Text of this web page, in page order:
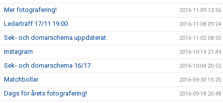
Mer fotografering! 2016-11-09 13:56
Ledarträff 17/11 19.00 2016-11-08 09:24
Sek- och domarschema uppdaterat 2016-11-02 08:50
Instagram 2016-10-14 21:43
Sek- och domarschema 16/17 2016-10-04 20:52
Matchbollar 2016-09-30 15:25
Dags för årets fotografering! 2016-09-18 20:48